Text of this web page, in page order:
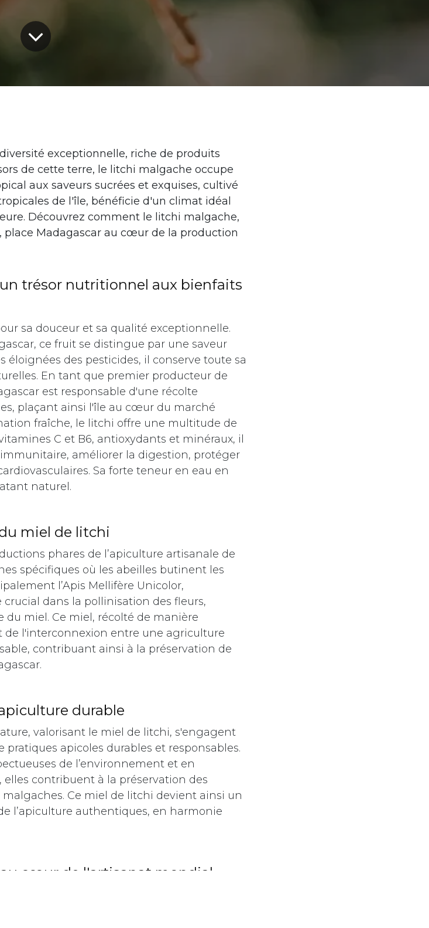
exceptionnelle, riche de produits
de cette terre, le litchi malgache occupe
aux saveurs sucrées et exquises, cultivé
de l'île, bénéficie d'un climat idéal
Découvrez comment le litchi malgache,
place Madagascar au cœur de la production
trésor nutritionnel aux bienfaits
sa douceur et sa qualité exceptionnelle.
ce fruit se distingue par une saveur
éloignées des pesticides, il conserve toute sa
En tant que premier producteur de
est responsable d'une récolte
plaçant ainsi l'île au cœur du marché
fraîche, le litchi offre une multitude de
C et B6, antioxydants et minéraux, il
améliorer la digestion, protéger
Sa forte teneur en eau en
naturel.
miel de litchi
phares de l’apiculture artisanale de
spécifiques où les abeilles butinent les
l’Apis Mellifère Unicolor,
dans la pollinisation des fleurs,
miel. Ce miel, récolté de manière
de l'interconnexion entre une agriculture
contribuant ainsi à la préservation de
durable
valorisant le miel de litchi, s'engagent
apicoles durables et responsables.
de l’environnement et en
contribuent à la préservation des
Ce miel de litchi devient ainsi un
l’apiculture authentiques, en harmonie
cœur de l'artisanat mondial